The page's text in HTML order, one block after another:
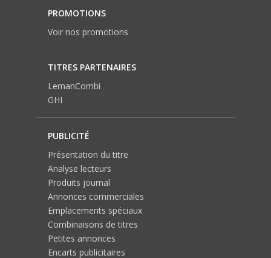
PROMOTIONS
Voir nos promotions
TITRES PARTENAIRES
LemanCombi
GHI
PUBLICITÉ
Présentation du titre
Analyse lecteurs
Produits journal
Annonces commerciales
Emplacements spéciaux
Combinaisons de titres
Petites annonces
Encarts publicitaires